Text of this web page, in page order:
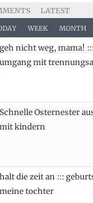
c
e
b
k
T
w
i
e
s
t
a
a
LATEST
WEEK MONTH
geh nicht weg, mama!
umgang mit
Schnelle Osternester
mit kindern
halt die zeit an :::
meine tochter